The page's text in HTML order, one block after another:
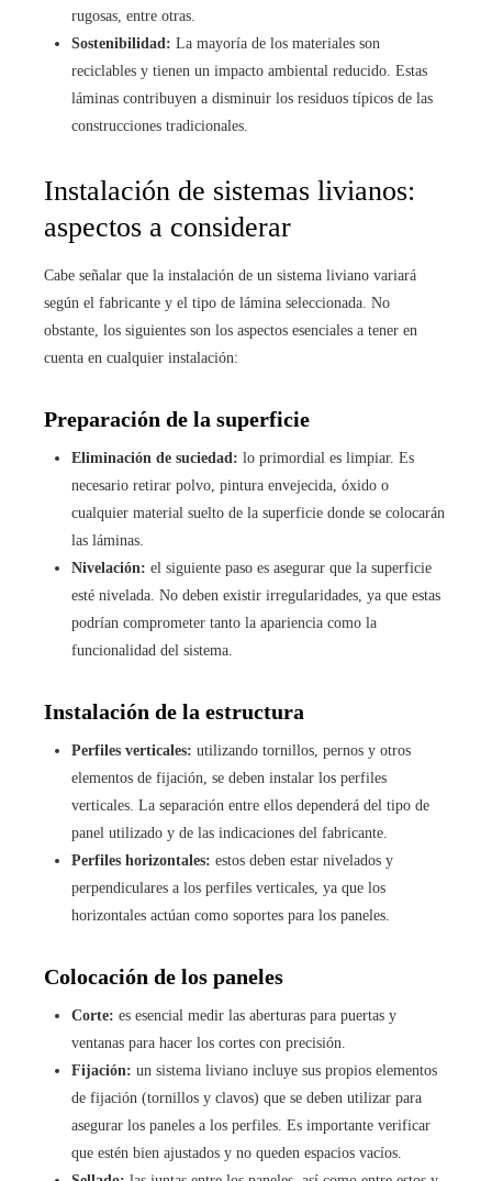
rugosas, entre otras.
Sostenibilidad: La mayoría de los materiales son
reciclables y tienen un impacto ambiental reducido. Estas
láminas contribuyen a disminuir los residuos típicos de las
construcciones tradicionales.
Instalación de sistemas livianos:
aspectos a considerar
Cabe señalar que la instalación de un sistema liviano variará
según el fabricante y el tipo de lámina seleccionada. No
obstante, los siguientes son los aspectos esenciales a tener en
cuenta en cualquier instalación:
Preparación de la superficie
Eliminación de suciedad: lo primordial es limpiar. Es
necesario retirar polvo, pintura envejecida, óxido o
cualquier material suelto de la superficie donde se colocarán
las láminas.
Nivelación: el siguiente paso es asegurar que la superficie
esté nivelada. No deben existir irregularidades, ya que estas
podrían comprometer tanto la apariencia como la
funcionalidad del sistema.
Instalación de la estructura
Perfiles verticales: utilizando tornillos, pernos y otros
elementos de fijación, se deben instalar los perfiles
verticales. La separación entre ellos dependerá del tipo de
panel utilizado y de las indicaciones del fabricante.
Perfiles horizontales: estos deben estar nivelados y
perpendiculares a los perfiles verticales, ya que los
horizontales actúan como soportes para los paneles.
Colocación de los paneles
Corte: es esencial medir las aberturas para puertas y
ventanas para hacer los cortes con precisión.
Fijación: un sistema liviano incluye sus propios elementos
de fijación (tornillos y clavos) que se deben utilizar para
asegurar los paneles a los perfiles. Es importante verificar
que estén bien ajustados y no queden espacios vacíos.